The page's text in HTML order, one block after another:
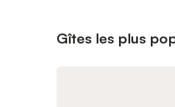
Gîtes les plus